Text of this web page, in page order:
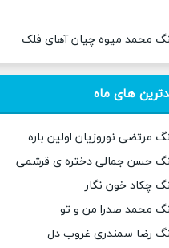
محمد میوه چیان آهای فلک
های ماه
مرتضی نوروزیان اولین باره
حسن جمالی دختره ی قرشمی
چکاد خون نگار
محمد صدرا من و تو
رضا سمندری غروب دل